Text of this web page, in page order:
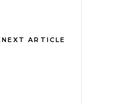
NEXT ARTICLE